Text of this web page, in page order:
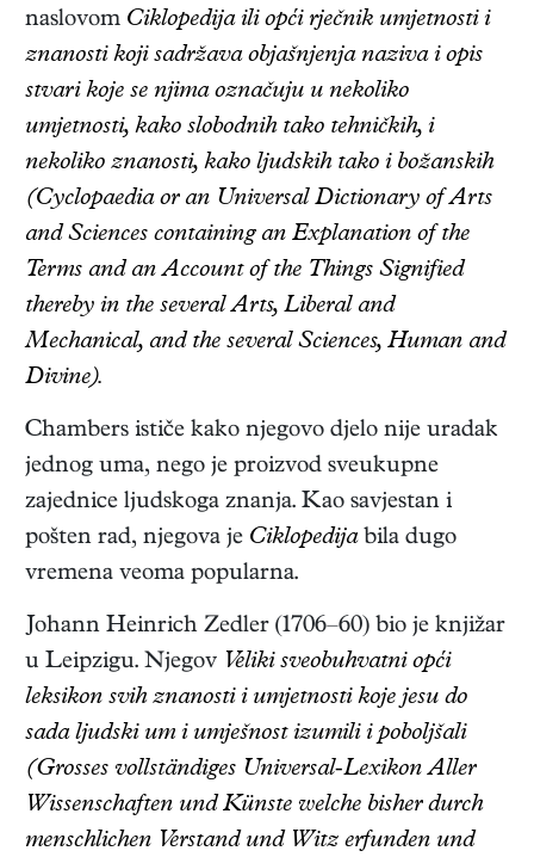
naslovom Ciklopedija ili opći rječnik umjetnosti i
znanosti koji sadržava objašnjenja naziva i opis
stvari koje se njima označuju u nekoliko
umjetnosti, kako slobodnih tako tehničkih, i
nekoliko znanosti, kako ljudskih tako i božanskih
(Cyclopaedia or an Universal Dictionary of Arts
and Sciences containing an Explanation of the
Terms and an Account of the Things Signified
thereby in the several Arts, Liberal and
Mechanical, and the several Sciences, Human and
Divine).
Chambers ističe kako njegovo djelo nije uradak
jednog uma, nego je proizvod sveukupne
zajednice ljudskoga znanja. Kao savjestan i
pošten rad, njegova je Ciklopedijabila dugo
vremena veoma popularna.
Johann Heinrich Zedler (1706–60) bio je knjižar
u Leipzigu. Njegov Veliki sveobuhvatni opći
leksikon svih znanosti i umjetnosti koje jesu do
sada ljudski um i umješnost izumili i poboljšali
(Grosses vollständiges Universal-Lexikon Aller
Wissenschaften und Künste welche bisher durch
menschlichen Verstand und Witz erfunden und